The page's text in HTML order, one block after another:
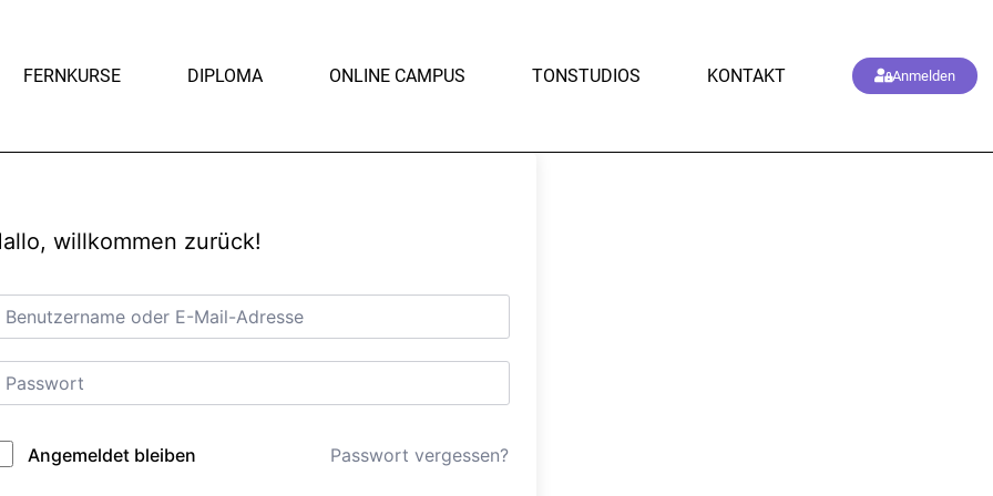
FERNKURSE DIPLOMA ONLINE CAMPUS TONSTUDIOS KONTAKT Anmelden
willkommen zurück!
Angemeldet bleiben Passwort vergessen?